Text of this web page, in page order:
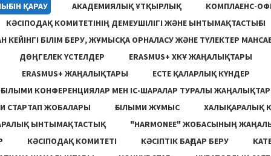
ҚАРАУ АКАДЕМИЯЛЫҚ ҰТҚЫРЛЫҚ
КОМПЛАЕНС-
КӘСІПОДАҚ КОМИТЕТІНІҢ ДЕМЕУШІЛІГІ ЖӘНЕ ЫНТЫМАҚТАСТЫҒЫ
КЕЙІНГІ БІЛІМ БЕРУ, ЖҰМЫСҚА ОРНАЛАСУ ЖƏНЕ ТҮЛЕКТЕР
ДӨҢГЕЛЕК ҮСТЕЛДЕР
ERASMUS+ ХКҰ ЖАҢАЛЫҚТАРЫ
ERASMUS+ ЖАҢАЛЫҚТАРЫ
ЕСТЕ ҚАЛАРЛЫҚ КҮНДЕР
ҒЫЛЫМИ КОНФЕРЕНЦИЯЛАР МЕН ІС-ШАРАЛАР ТУРАЛЫ ЖАҢАЛЫҚТАР
СТАРТАП ЖОБАЛАРЫ
ҒЫЛЫМИ ЖҰМЫС
ХАЛЫҚАРАЛЫҚ
ЫНТЫМАҚТАСТЫҚ
"HARMONEE" ЖОБАСЫНЫҢ
КӘСІПОДАҚ КОМИТЕТІ КӘСІПТІК БАҒДАР БЕРУ